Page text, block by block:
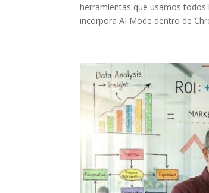
herramientas que usamos todos
incorpora AI Mode dentro de